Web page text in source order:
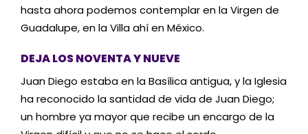
hasta ahora podemos contemplar en la Virgen de
Guadalupe, en la Villa ahí en México.
DEJA LOS NOVENTA Y NUEVE
Juan Diego estaba en la Basílica antigua, y la Iglesia
ha reconocido la santidad de vida de Juan Diego;
un hombre ya mayor que recibe un encargo de la